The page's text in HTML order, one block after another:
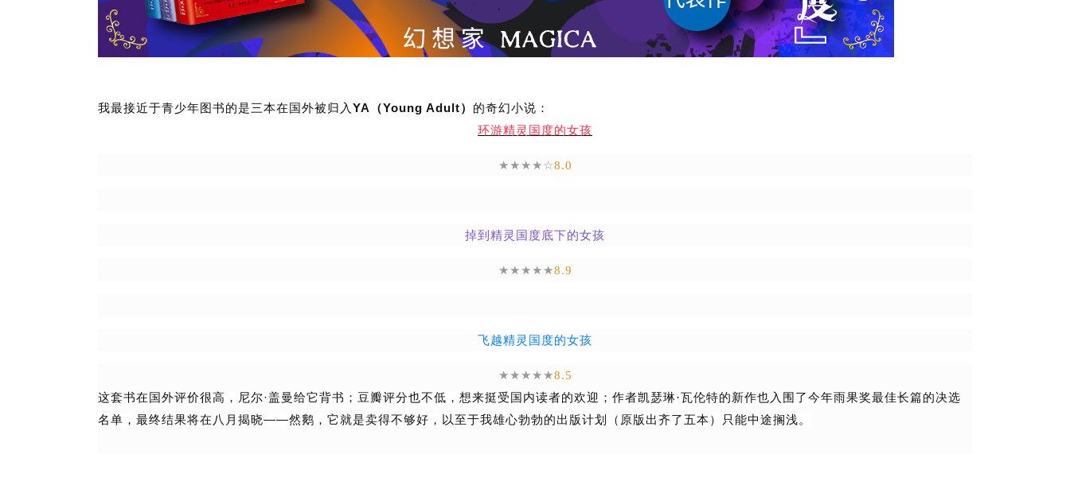
我最接近于青少年图书的是三本在国外被归入 YA （Young Adult） 的奇幻小说：
环游精灵国度的女孩
★★★★☆8.0
掉到精灵国度底下的女孩
★★★★★8.9
飞越精灵国度的女孩
★★★★★8.5
这套书在国外评价很高，尼尔·盖曼给它背书；豆瓣评分也不低，想来挺受国内读者的欢迎；作者凯瑟琳·瓦伦特的新作也入围了今年雨果奖最佳长篇的决选
名单，最终结果将在八月揭晓——然鹅，它就是卖得不够好，以至于我雄心勃勃的出版计划（原版出齐了五本）只能中途搁浅。